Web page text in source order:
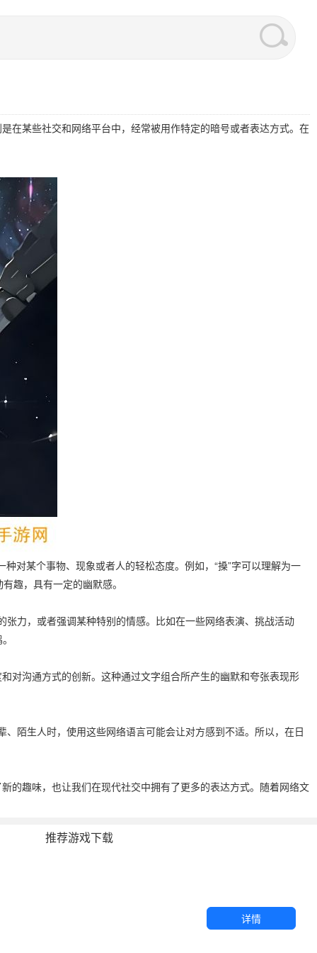
在某些社交和网络平台中，经常被用作特定的暗号或者表达方式。在
对某个事物、现象或者人的轻松态度。例如，“搡”字可以理解为一
趣，具有一定的幽默感。
力，或者强调某种特别的情感。比如在一些网络表演、挑战活动
对沟通方式的创新。这种通过文字组合所产生的幽默和夸张表现形
陌生人时，使用这些网络语言可能会让对方感到不适。所以，在日
的趣味，也让我们在现代社交中拥有了更多的表达方式。随着网络文
推荐游戏下载
详情